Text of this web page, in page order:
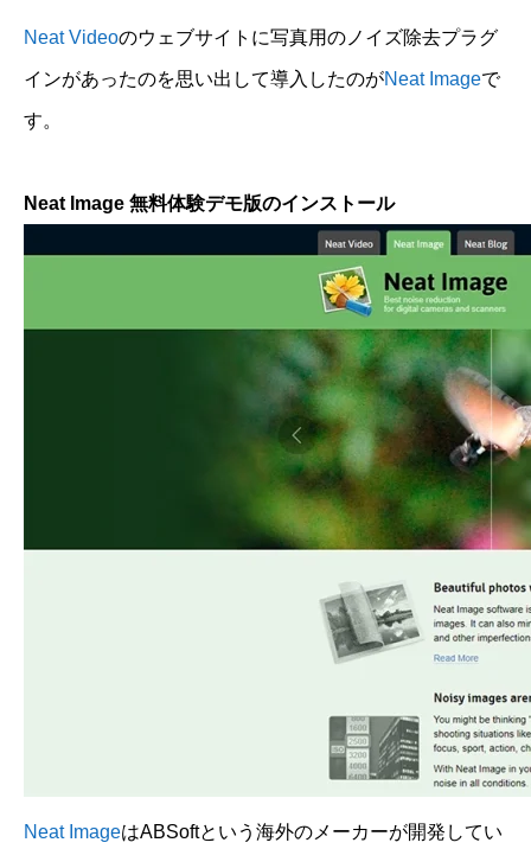
Neat Videoのウェブサイトに写真用のノイズ除去プラグ
インがあったのを思い出して導入したのがNeat Imageで
す。
Neat Image 無料体験デモ版のインストール
Neat ImageはABSoftという海外のメーカーが開発してい